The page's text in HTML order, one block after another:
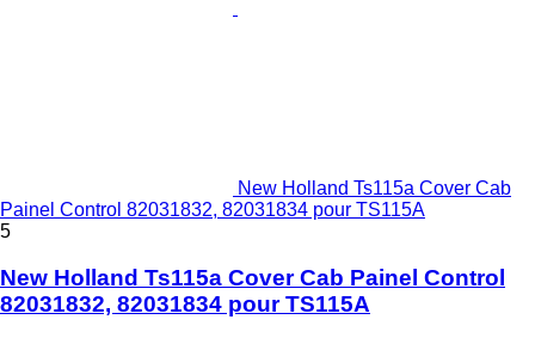
New Holland Ts115a Cover Cab
Painel Control 82031832, 82031834 pour TS115A
5
New Holland Ts115a Cover Cab Painel Control
82031832, 82031834 pour TS115A